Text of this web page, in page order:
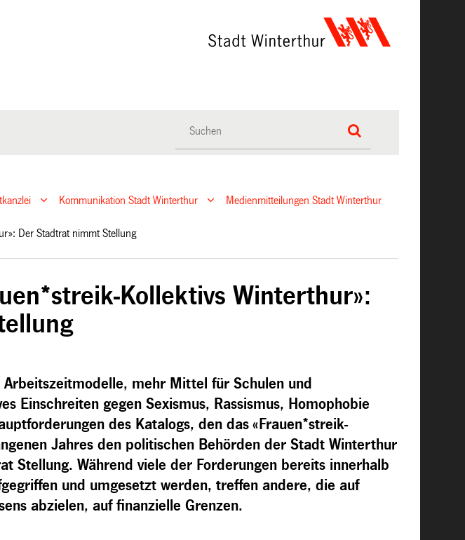
Kommunikation Stadt Winterthur Medienmitteilungen Stadt Winterthur
Der Stadtrat nimmt Stellung
Kollektivs Winterthur»:
mehr Mittel für Schulen und
Einschreiten gegen Sexismus, Rassismus, Homophobie
des Katalogs, den das «Frauen*streik-
Jahres den politischen Behörden der Stadt Winterthur
Stellung. Während viele der Forderungen bereits innerhalb
und umgesetzt werden, treffen andere, die auf
abzielen, auf finanzielle Grenzen.